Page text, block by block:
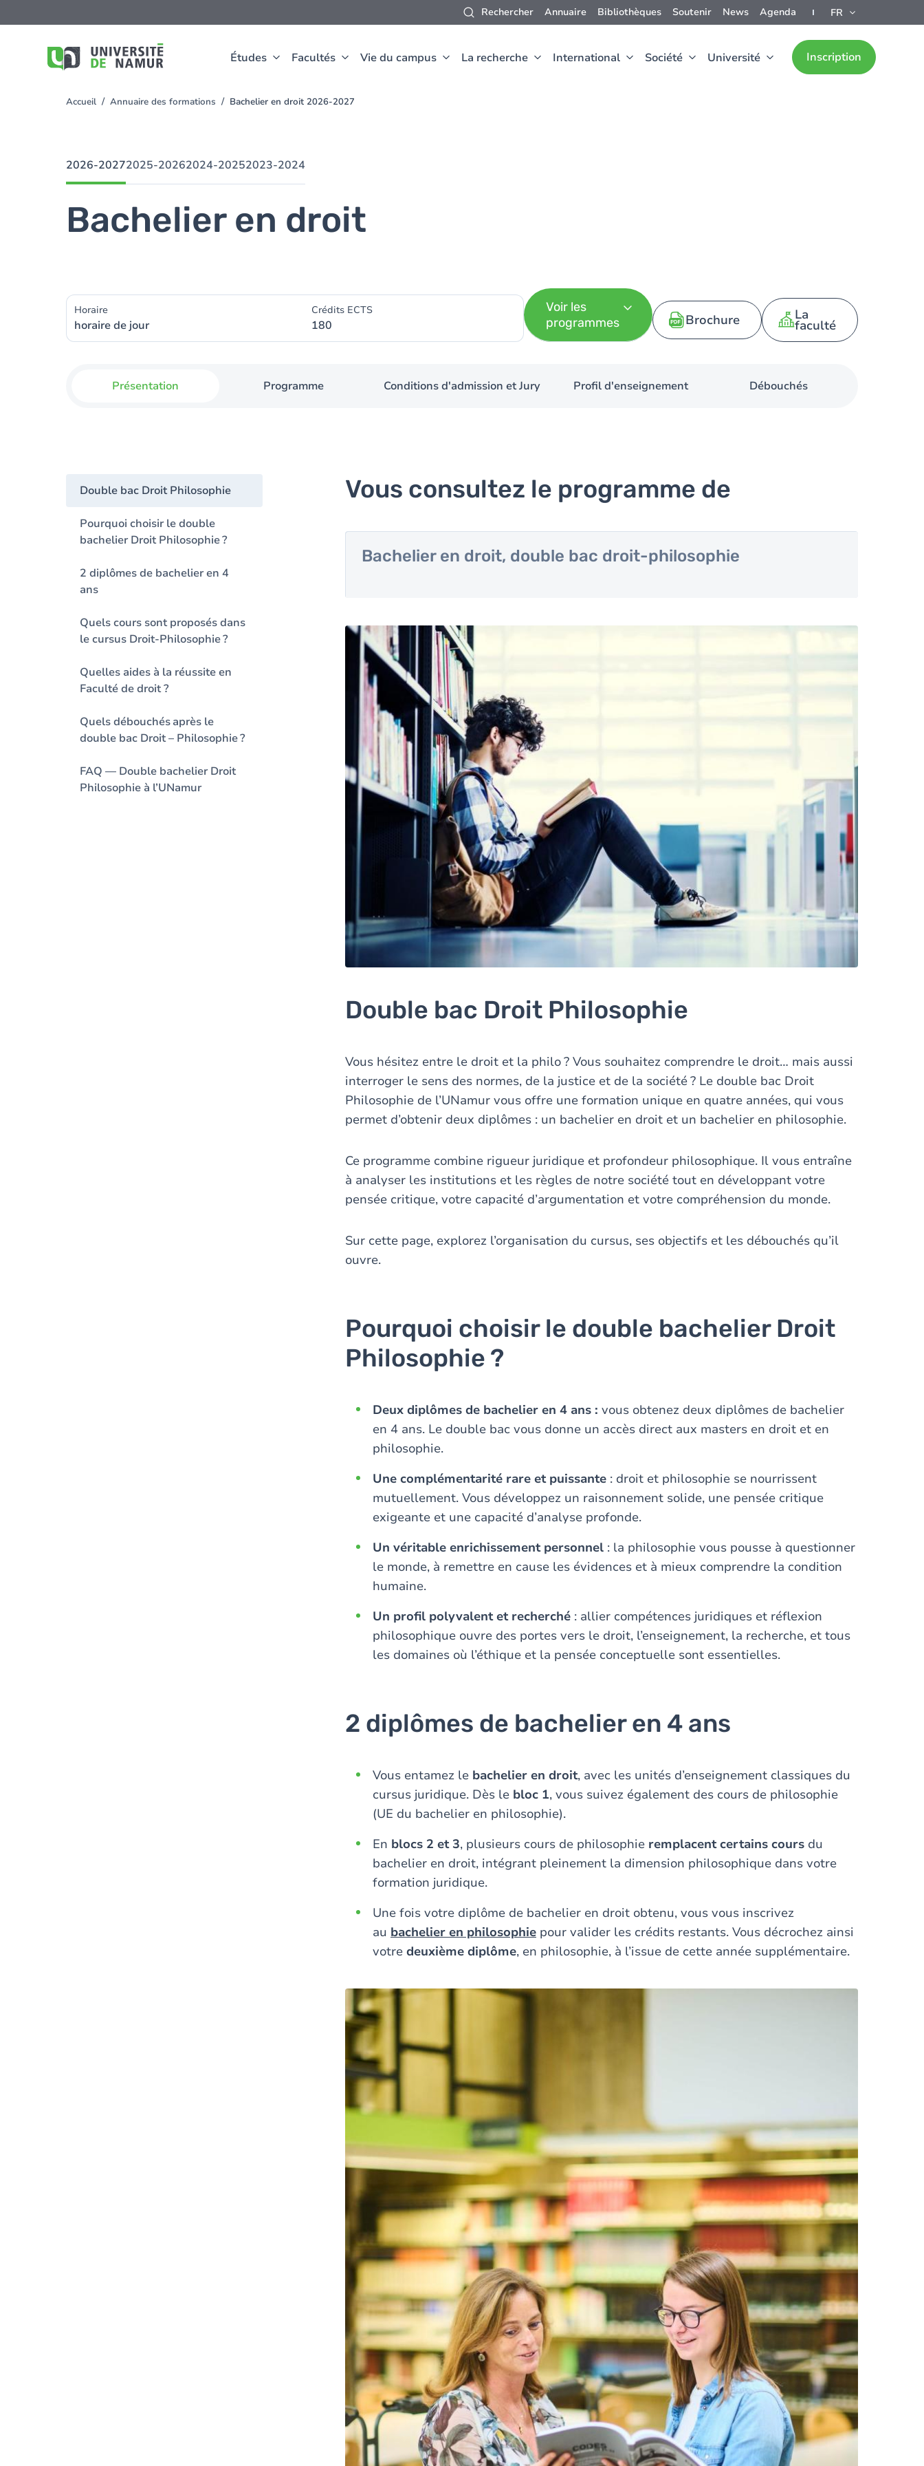
Rechercher Annuaire Bibliothèques Soutenir News Agenda FR
Études Facultés Vie du campus La recherche International Société Université Inscription
au
You
Accueil Annuaire des formations Bachelier en droit 2026-2027
2026-20272025-20262024-20252023-2024
Bachelier en droit
Horaire
horaire de jour
Crédits ECTS
180
Voir les
programmes
Brochure La
faculté
Présentation Programme Conditions d'admission et Jury Profil d'enseignement Débouchés
Double bac Droit Philosophie
Pourquoi choisir le double
bachelier Droit Philosophie ?
2 diplômes de bachelier en 4
ans
Quels cours sont proposés dans
le cursus Droit-Philosophie ?
Quelles aides à la réussite en
Faculté de droit ?
Quels débouchés après le
double bac Droit – Philosophie ?
FAQ — Double bachelier Droit
Philosophie à l’UNamur
Vous consultez le programme de
Bachelier en droit, double bac droit-philosophie
Double bac Droit Philosophie
Vous hésitez entre le droit et la philo ? Vous souhaitez comprendre le droit… mais aussi
interroger le sens des normes, de la justice et de la société ? Le double bac Droit
Philosophie de l’UNamur vous offre une formation unique en quatre années, qui vous
permet d’obtenir deux diplômes : un bachelier en droit et un bachelier en philosophie.
Ce programme combine rigueur juridique et profondeur philosophique. Il vous entraîne
à analyser les institutions et les règles de notre société tout en développant votre
pensée critique, votre capacité d’argumentation et votre compréhension du monde.
Sur cette page, explorez l’organisation du cursus, ses objectifs et les débouchés qu’il
ouvre.
Pourquoi choisir le double bachelier Droit
Philosophie ?
Deux diplômes de bachelier en 4 ans : vous obtenez deux diplômes de bachelier
en 4 ans. Le double bac vous donne un accès direct aux masters en droit et en
philosophie.
Une complémentarité rare et puissante : droit et philosophie se nourrissent
mutuellement. Vous développez un raisonnement solide, une pensée critique
exigeante et une capacité d’analyse profonde.
Un véritable enrichissement personnel : la philosophie vous pousse à questionner
le monde, à remettre en cause les évidences et à mieux comprendre la condition
humaine.
Un profil polyvalent et recherché : allier compétences juridiques et réflexion
philosophique ouvre des portes vers le droit, l’enseignement, la recherche, et tous
les domaines où l’éthique et la pensée conceptuelle sont essentielles.
2 diplômes de bachelier en 4 ans
Vous entamez le bachelier en droit, avec les unités d’enseignement classiques du
cursus juridique. Dès le bloc 1, vous suivez également des cours de philosophie
(UE du bachelier en philosophie).
En blocs 2 et 3, plusieurs cours de philosophie remplacent certains cours du
bachelier en droit, intégrant pleinement la dimension philosophique dans votre
formation juridique.
Une fois votre diplôme de bachelier en droit obtenu, vous vous inscrivez
au bachelier en philosophie pour valider les crédits restants. Vous décrochez ainsi
votre deuxième diplôme, en philosophie, à l’issue de cette année supplémentaire.